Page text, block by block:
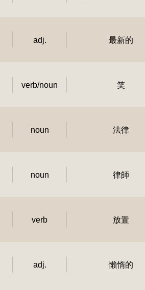
adj. 最新的
verb/noun 笑
noun 法律
noun 律師
verb 放置
adj. 懶惰的